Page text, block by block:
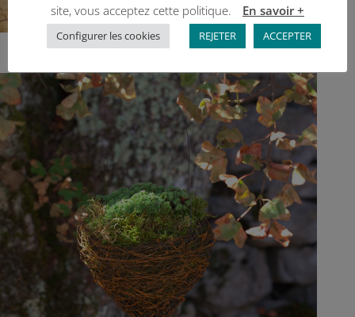
site, vous acceptez cette politique.
En savoir +
Configurer les cookies REJETER ACCEPTER